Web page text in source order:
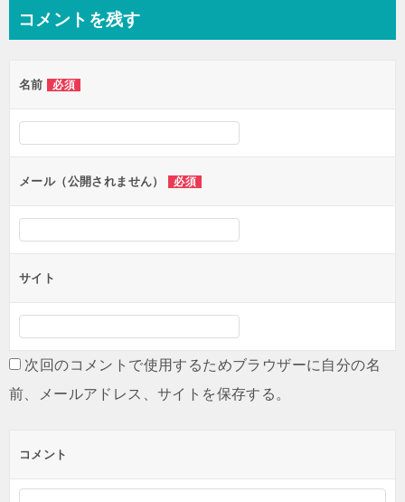
コメントを残す
名前 必須
メール（公開されません） 必須
サイト
次回のコメントで使用するためブラウザーに自分の名
前、メールアドレス、サイトを保存する。
コメント